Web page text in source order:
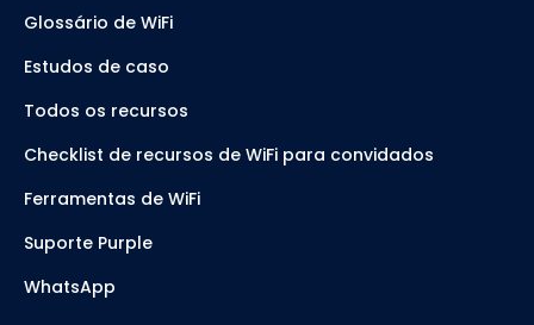
Glossário de WiFi
Estudos de caso
Todos os recursos
Checklist de recursos de WiFi para convidados
Ferramentas de WiFi
Suporte Purple
WhatsApp